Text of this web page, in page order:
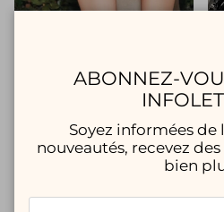
BIBI LOU - Ballerine Lenna
ABONNEZ-
Soyez informées de
nouveautés, recevez
bien